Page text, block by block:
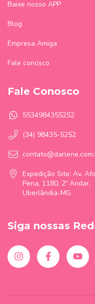
Baixe nosso APP
Blog
Empresa Amiga
Fale conosco
Fale Conosco
5534984355252
(34) 98435-5252
Expedição Site: Av.
Pena, 1180, 2º Andar,
Uberlândia-MG
Siga nossas